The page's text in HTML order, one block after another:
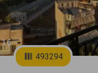
16
493294